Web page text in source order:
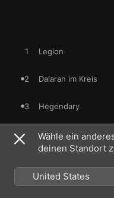
1 Legion
2 Dalaran im Kreis
3 Hegendary
4 Regenbögen im
6 Tschuut Tschuuut
Wähle ein
deinen Standort
United States